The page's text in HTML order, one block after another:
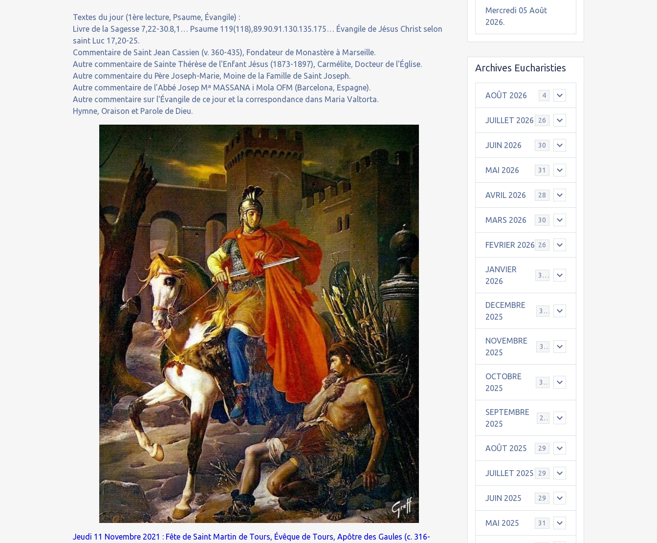
Textes du jour (1ère lecture, Psaume, Évangile) :
Livre de la Sagesse 7,22-30.8,1… Psaume 119(118),89.90.91.130.135.175… Évangile de Jésus Christ selon
saint Luc 17,20-25.
Commentaire de Saint Jean Cassien (v. 360-435), Fondateur de Monastère à Marseille.
Autre commentaire de Sainte Thérèse de l'Enfant Jésus (1873-1897), Carmélite, Docteur de l'Église.
Autre commentaire du Père Joseph-Marie, Moine de la Famille de Saint Joseph.
Autre commentaire de l’Abbé Josep Mª MASSANA i Mola OFM (Barcelona, Espagne).
Autre commentaire sur l'Évangile de ce jour et la correspondance dans Maria Valtorta.
Hymne, Oraison et Parole de Dieu.
Jeudi 11 Novembre 2021 : Fête de Saint Martin de Tours, Évêque de Tours, Apôtre des Gaules (c. 316-
Mercredi 05 Août
2026.
Archives Eucharisties
AOÛT 2026 4
JUILLET 2026 26
JUIN 2026 30
MAI 2026 31
AVRIL 2026 28
MARS 2026 30
FEVRIER 2026 26
JANVIER
2026
31
DECEMBRE
2025
30
NOVEMBRE
2025
30
OCTOBRE
2025
31
SEPTEMBRE
2025
25
AOÛT 2025 29
JUILLET 2025 29
JUIN 2025 29
MAI 2025 31